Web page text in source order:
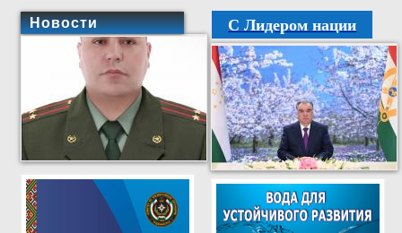
Новости С Лидером нации